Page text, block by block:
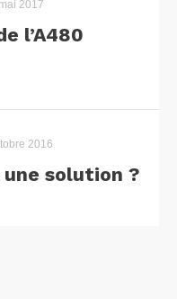
2017
l’A480
2016
une solution ?